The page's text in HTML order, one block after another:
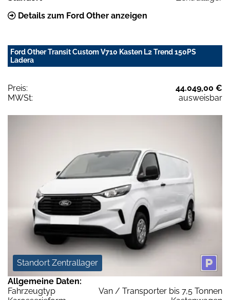
Details zum Ford Other anzeigen
Ford Other Transit Custom V710 Kasten L2 Trend 150PS
Ladera
Preis:
44.049,00 €
MWSt:
ausweisbar
Standort Zentrallager
Allgemeine Daten:
Fahrzeugtyp
Van / Transporter bis 7,5 Tonnen